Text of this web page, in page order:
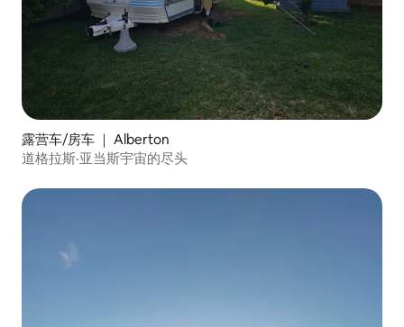
露营车/房车 ｜ Alberton
道格拉斯·亚当斯宇宙的尽头